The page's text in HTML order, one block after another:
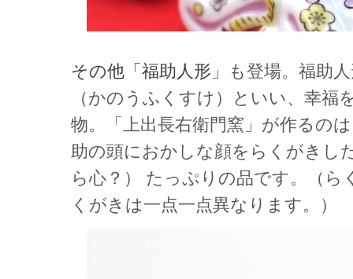
その他「福助人形 」も登場。福助
（かのうふくすけ）といい、幸福
物。「上出長右衛門窯」が作るの
助の頭におかしな顔をらくがきし
ら心？） たっぷりの品です。（ら
くがきは一点一点異なります。）